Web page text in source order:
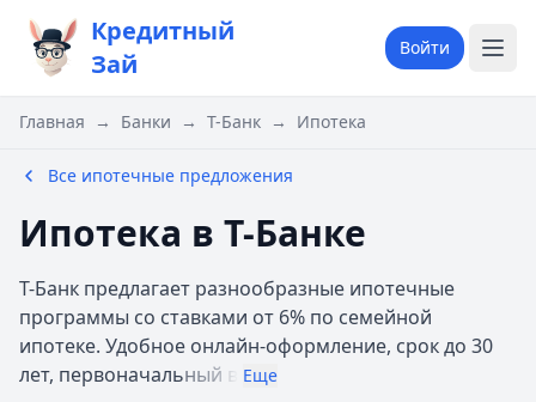
Кредитный
Зай
Войти
Главная → Банки → Т-Банк → Ипотека
Все ипотечные предложения
Ипотека в Т-Банке
Т-Банк предлагает разнообразные ипотечные
программы со ставками от 6% по семейной
ипотеке. Удобное онлайн-оформление, срок до 30
лет, первоначальный в Еще